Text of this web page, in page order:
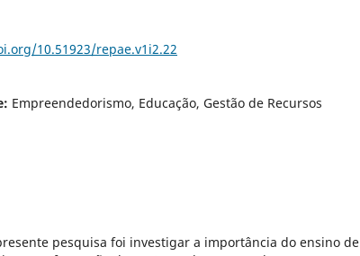
10.51923/repae.v1i2.22
Empreendedorismo, Educação, Gestão de Recursos
pesquisa foi investigar a importância do ensino de